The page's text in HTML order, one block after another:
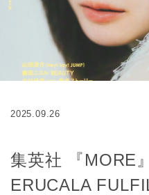
2025.09.26
集英社 『MORE
ERUCALA